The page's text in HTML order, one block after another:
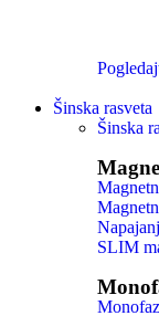
Šinska rasveta
Šinska
SLIM